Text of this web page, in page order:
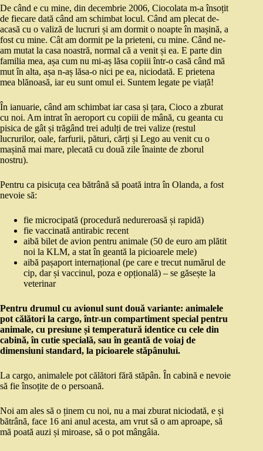
De când e cu mine, din decembrie 2006, Ciocolata m-a însoțit
de fiecare dată când am schimbat locul. Când am plecat de-
acasă cu o valiză de lucruri și am dormit o noapte în mașină, a
fost cu mine. Cât am dormit pe la prieteni, cu mine. Când ne-
am mutat la casa noastră, normal că a venit și ea. E parte din
familia mea, așa cum nu mi-aș lăsa copiii într-o casă când mă
mut în alta, așa n-aș lăsa-o nici pe ea, niciodată. E prietena
mea blănoasă, iar eu sunt omul ei. Suntem legate pe viață!
În ianuarie, când am schimbat iar casa și țara, Cioco a zburat
cu noi. Am intrat în aeroport cu copiii de mână, cu geanta cu
pisica de gât și trăgând trei adulți de trei valize (restul
lucrurilor, oale, farfurii, pături, cărți și Lego au venit cu o
mașină mai mare, plecată cu două zile înainte de zborul
nostru).
Pentru ca pisicuța cea bătrână să poată intra în Olanda, a fost
nevoie să:
fie microcipată (procedură nedureroasă și rapidă)
fie vaccinată antirabic recent
aibă bilet de avion pentru animale (50 de euro am plătit
noi la KLM, a stat în geantă la picioarele mele)
aibă pașaport internațional (pe care e trecut numărul de
cip, dar și vaccinul, poza e opțională) – se găsește la
veterinar
Pentru drumul cu avionul sunt două variante: animalele
pot călători la cargo, într-un compartiment special pentru
animale, cu presiune și temperatură identice cu cele din
cabină, în cutie specială, sau în geantă de voiaj de
dimensiuni standard, la picioarele stăpânului.
La cargo, animalele pot călători fără stăpân. În cabină e nevoie
să fie însoțite de o persoană.
Noi am ales să o ținem cu noi, nu a mai zburat niciodată, e și
bătrână, face 16 ani anul acesta, am vrut să o am aproape, să
mă poată auzi și miroase, să o pot mângâia.